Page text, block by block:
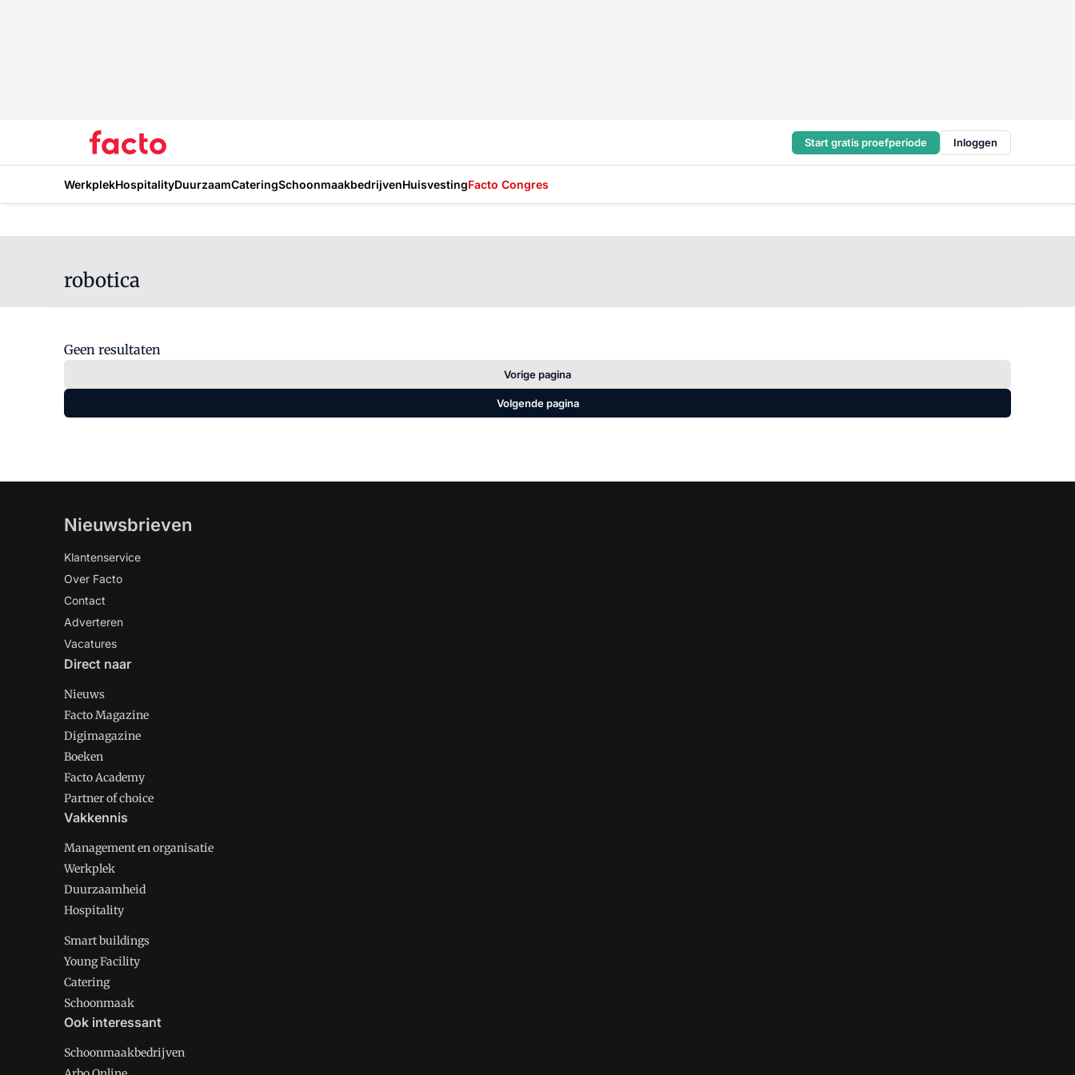
Start gratis proefperiode Inloggen
WerkplekHospitalityDuurzaamCateringSchoonmaakbedrijvenHuisvestingFacto Congres
robotica
Geen resultaten
Vorige pagina
Volgende pagina
Nieuwsbrieven
Klantenservice
Over Facto
Contact
Adverteren
Vacatures
Direct naar
Nieuws
Facto Magazine
Digimagazine
Boeken
Facto Academy
Partner of choice
Vakkennis
Management en organisatie
Werkplek
Duurzaamheid
Hospitality
Smart buildings
Young Facility
Catering
Schoonmaak
Ook interessant
Schoonmaakbedrijven